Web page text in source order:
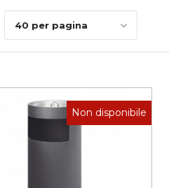
40 per pagina
Non disponibile